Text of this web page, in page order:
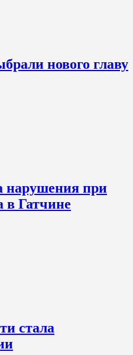
нового главу
нарушения при
в Гатчине
стала